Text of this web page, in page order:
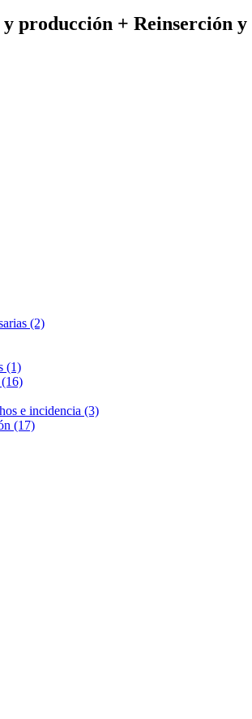
producción + Reinserción
(2)
(1)
(16)
e incidencia (3)
(17)